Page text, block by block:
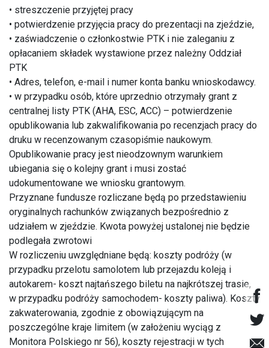
• streszczenie przyjętej pracy
• potwierdzenie przyjęcia pracy do prezentacji na zjeździe,
• zaświadczenie o członkostwie PTK i nie zaleganiu z
opłacaniem składek wystawione przez należny Oddział
PTK
• Adres, telefon, e-mail i numer konta banku wnioskodawcy.
• w przypadku osób, które uprzednio otrzymały grant z
centralnej listy PTK (AHA, ESC, ACC) – potwierdzenie
opublikowania lub zakwalifikowania po recenzjach pracy do
druku w recenzowanym czasopiśmie naukowym.
Opublikowanie pracy jest nieodzownym warunkiem
ubiegania się o kolejny grant i musi zostać
udokumentowane we wniosku grantowym.
Przyznane fundusze rozliczane będą po przedstawieniu
oryginalnych rachunków związanych bezpośrednio z
udziałem w zjeździe. Kwota powyżej ustalonej nie będzie
podlegała zwrotowi
W rozliczeniu uwzględniane będą: koszty podróży (w
przypadku przelotu samolotem lub przejazdu koleją i
autokarem- koszt najtańszego biletu na najkrótszej trasie,
w przypadku podróży samochodem- koszty paliwa). Koszty
zakwaterowania, zgodnie z obowiązującym na
poszczególne kraje limitem (w założeniu wyciąg z
Monitora Polskiego nr 56), koszty rejestracji w tych